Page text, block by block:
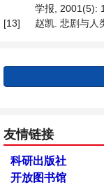
学报, 2001(5):
[13]
赵凯. 悲剧与人
友情链接
科研出版社
开放图书馆